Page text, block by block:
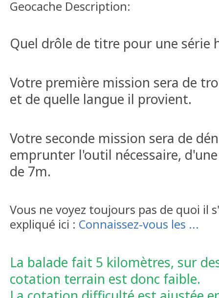
Geocache Description:
Quel drôle de titre pour une série
Votre première mission sera de
et de quelle langue il provient.
Votre seconde mission sera de
emprunter l'outil nécessaire,
de 7m.
Vous ne voyez toujours pas de quoi il
expliqué ici : Connaissez-vous les ...
La balade fait 5 kilomètres, sur
cotation terrain est donc faible.